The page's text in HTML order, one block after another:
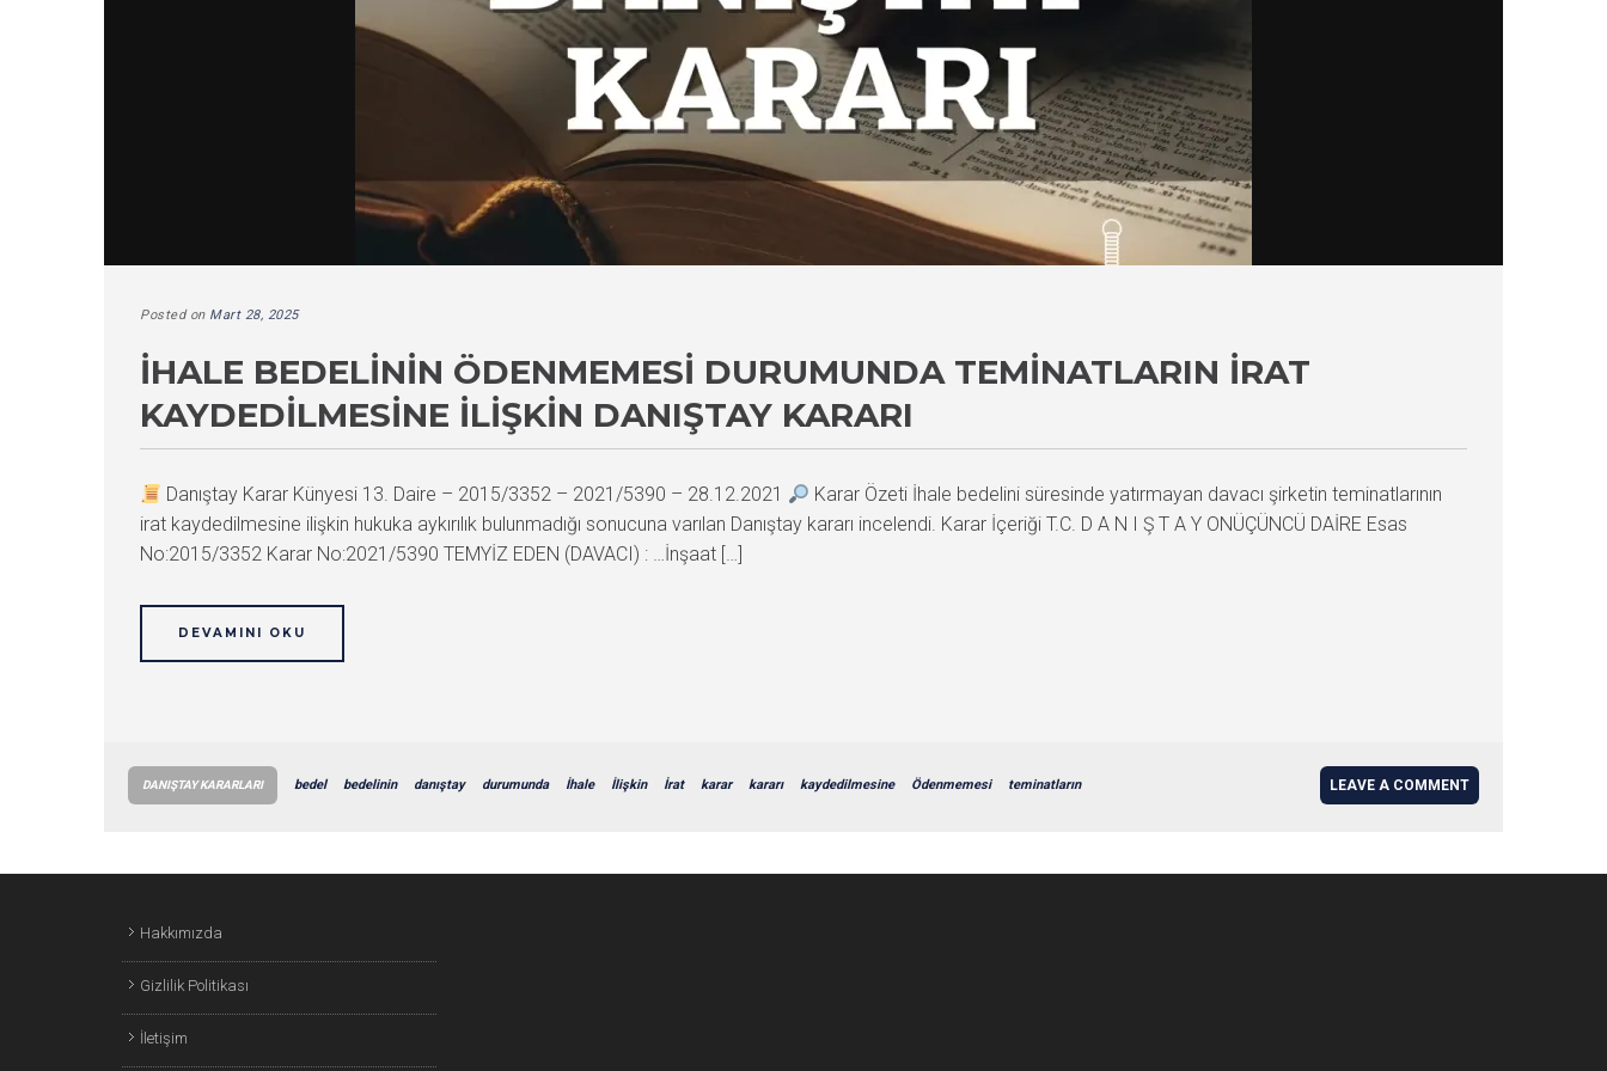
Posted on Mart 28, 2025
İHALE BEDELININ ÖDENMEMESI DURUMUNDA TEMINATLARIN İRAT
KAYDEDILMESINE İLIŞKIN DANIŞTAY KARARI
Danıştay Karar Künyesi 13. Daire – 2015/3352 – 2021/5390 – 28.12.2021
Karar Özeti İhale bedelini süresinde yatırmayan davacı şirketin teminatlarının
irat kaydedilmesine ilişkin hukuka aykırılık bulunmadığı sonucuna varılan Danıştay kararı incelendi. Karar İçeriği T.C. D A N I Ş T A Y ONÜÇÜNCÜ DAİRE Esas
No:2015/3352 Karar No:2021/5390 TEMYİZ EDEN (DAVACI) : …İnşaat […]
DEVAMINI OKU
DANIŞTAY KARARLARI bedel bedelinin danıştay durumunda İhale İlişkin İrat karar kararı kaydedilmesine Ödenmemesi teminatların LEAVE A COMMENT
Hakkımızda
Gizlilik Politikası
İletişim